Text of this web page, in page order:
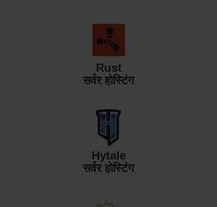
Rust
सर्वर होस्टिंग
Hytale
सर्वर होस्टिंग